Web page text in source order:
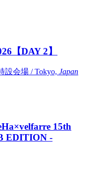
【DAY 2】
設会場 / Tokyo, Japan
15th
EDITION -